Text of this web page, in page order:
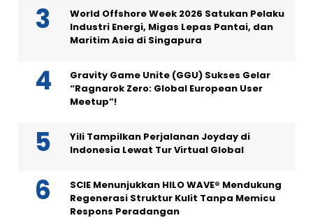
World Offshore Week 2026 Satukan Pelaku
Industri Energi, Migas Lepas Pantai, dan
Maritim Asia di Singapura
Gravity Game Unite (GGU) Sukses Gelar
“Ragnarok Zero: Global European User
Meetup”!
Yili Tampilkan Perjalanan Joyday di
Indonesia Lewat Tur Virtual Global
SCIE Menunjukkan HILO WAVE® Mendukung
Regenerasi Struktur Kulit Tanpa Memicu
Respons Peradangan